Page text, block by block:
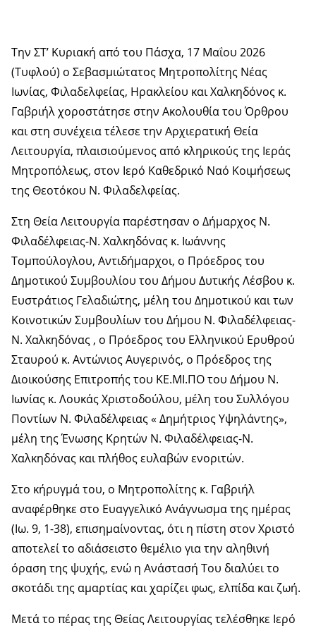
Την ΣΤ’ Κυριακή από του Πάσχα, 17 Μαΐου 2026
(Τυφλού) ο Σεβασμιώτατος Μητροπολίτης Νέας
Ιωνίας, Φιλαδελφείας, Ηρακλείου και Χαλκηδόνος κ.
Γαβριήλ χοροστάτησε στην Ακολουθία του Όρθρου
και στη συνέχεια τέλεσε την Αρχιερατική Θεία
Λειτουργία, πλαισιούμενος από κληρικούς της Ιεράς
Μητροπόλεως, στον Ιερό Καθεδρικό Ναό Κοιμήσεως
της Θεοτόκου Ν. Φιλαδελφείας.
Στη Θεία Λειτουργία παρέστησαν ο Δήμαρχος Ν.
Φιλαδέλφειας-Ν. Χαλκηδόνας κ. Ιωάννης
Τομπούλογλου, Αντιδήμαρχοι, ο Πρόεδρος του
Δημοτικού Συμβουλίου του Δήμου Δυτικής Λέσβου κ.
Ευστράτιος Γελαδιώτης, μέλη του Δημοτικού και των
Κοινοτικών Συμβουλίων του Δήμου Ν. Φιλαδέλφειας-
Ν. Χαλκηδόνας , ο Πρόεδρος του Ελληνικού Ερυθρού
Σταυρού κ. Αντώνιος Αυγερινός, ο Πρόεδρος της
Διοικούσης Επιτροπής του ΚΕ.ΜΙ.ΠΟ του Δήμου Ν.
Ιωνίας κ. Λουκάς Χριστοδούλου, μέλη του Συλλόγου
Ποντίων Ν. Φιλαδέλφειας « Δημήτριος Υψηλάντης»,
μέλη της Ένωσης Κρητών Ν. Φιλαδέλφειας-Ν.
Χαλκηδόνας και πλήθος ευλαβών ενοριτών.
Στο κήρυγμά του, ο Μητροπολίτης κ. Γαβριήλ
αναφέρθηκε στο Ευαγγελικό Ανάγνωσμα της ημέρας
(Ιω. 9, 1-38), επισημαίνοντας, ότι η πίστη στον Χριστό
αποτελεί το αδιάσειστο θεμέλιο για την αληθινή
όραση της ψυχής, ενώ η Ανάστασή Του διαλύει το
σκοτάδι της αμαρτίας και χαρίζει φως, ελπίδα και ζωή.
Μετά το πέρας της Θείας Λειτουργίας τελέσθηκε Ιερό